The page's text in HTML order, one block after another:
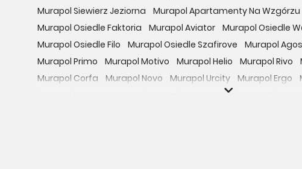
Murapol Siewierz Jeziorna Murapol Apartamenty Na Wzgórzu
Murapol Osiedle Faktoria
Murapol Aviator Murapol Osiedle
Murapol Osiedle Filo
Murapol Osiedle Szafirove Murapol
Murapol Primo
Murapol Motivo Murapol Helio Murapol Rivo
Murapol Corfa
Murapol Novo Murapol Urcity Murapol Ergo
Murapol GreenCity